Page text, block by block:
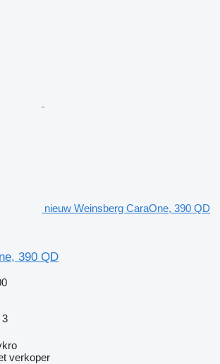
nieuw Weinsberg CaraOne, 390 QD
390 QD
3
verkoper